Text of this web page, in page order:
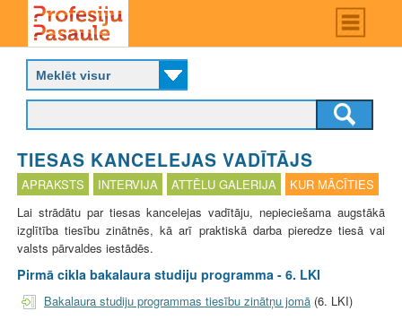
main
content
Main
menu
P
o
f
e
i
j
u
p
a
s
a
u
l
TIESAS KANCELEJAS VADĪTĀJS
APRAKSTS INTERVIJA ATTĒLU GALERIJA
KUR MĀCĪTIES
Lai strādātu par tiesas kancelejas vadītāju, nepieciešama augstākā
izglītība tiesību zinātnēs, kā arī praktiskā darba pieredze tiesā vai
valsts pārvaldes iestādēs.
Pirmā cikla bakalaura studiju programma - 6. LKI
Bakalaura studiju programmas tiesību zinātņu jomā (6. LKI)